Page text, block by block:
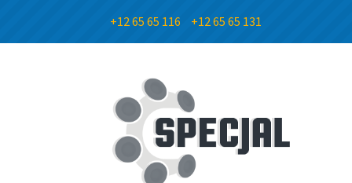
+12 65 65 116 +12 65 65 131
Przejdź
do
nawigacji
Przejdź
do
treści